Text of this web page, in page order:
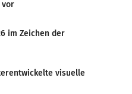
vor
im Zeichen der
visuelle